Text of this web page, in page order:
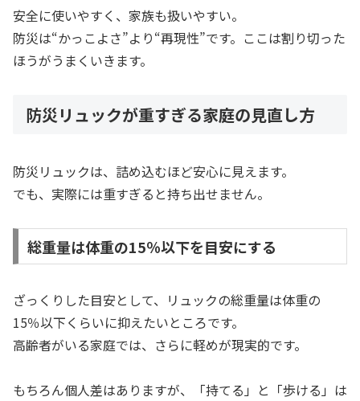
安全に使いやすく、家族も扱いやすい。
防災は“かっこよさ”より“再現性”です。ここは割り切った
ほうがうまくいきます。
防災リュックが重すぎる家庭の見直し方
防災リュックは、詰め込むほど安心に見えます。
でも、実際には重すぎると持ち出せません。
総重量は体重の15％以下を目安にする
ざっくりした目安として、リュックの総重量は体重の
15％以下くらいに抑えたいところです。
高齢者がいる家庭では、さらに軽めが現実的です。
もちろん個人差はありますが、「持てる」と「歩ける」は